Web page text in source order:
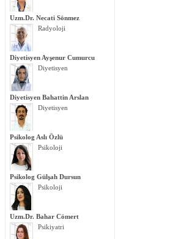
Uzm.Dr. Necati Sönmez
Radyoloji
Diyetisyen Ayşenur Cumurcu
Diyetisyen
Diyetisyen Bahattin Arslan
Diyetisyen
Psikolog Aslı Özlü
Psikoloji
Psikolog Gülşah Dursun
Psikoloji
Uzm.Dr. Bahar Cömert
Psikiyatri